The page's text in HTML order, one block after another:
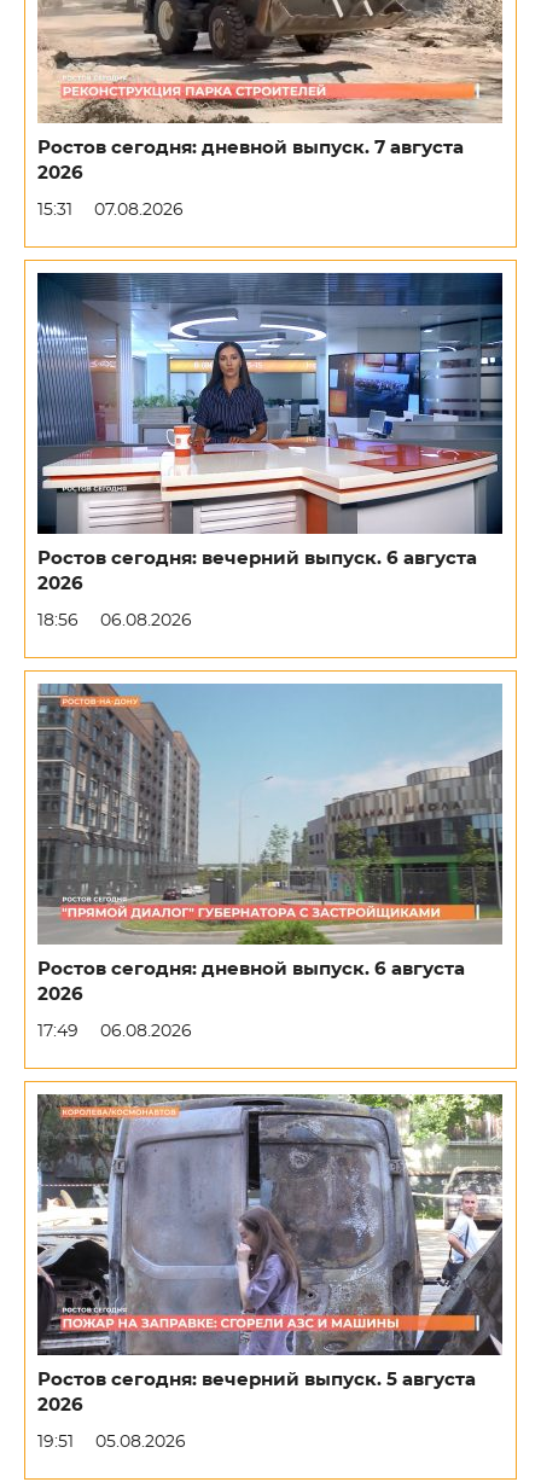
Ростов сегодня: дневной выпуск. 7 августа
2026
15:31 07.08.2026
Ростов сегодня: вечерний выпуск. 6 августа
2026
18:56 06.08.2026
Ростов сегодня: дневной выпуск. 6 августа
2026
17:49 06.08.2026
Ростов сегодня: вечерний выпуск. 5 августа
2026
19:51 05.08.2026